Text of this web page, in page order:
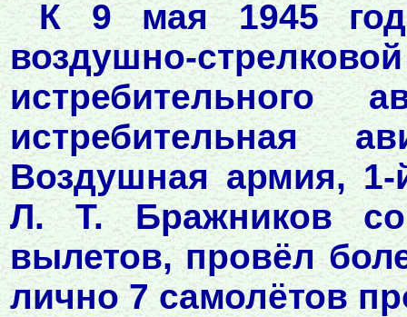
К 9 мая 1945
воздушно-
истребительного
истребительная
Воздушная армия,
Л. Т. Бражников
вылетов, провёл
лично 7 самолётов